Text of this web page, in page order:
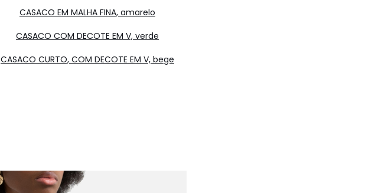
CASACO EM MALHA FINA, amarelo
CASACO COM DECOTE EM V, verde
CASACO CURTO, COM DECOTE EM V, bege